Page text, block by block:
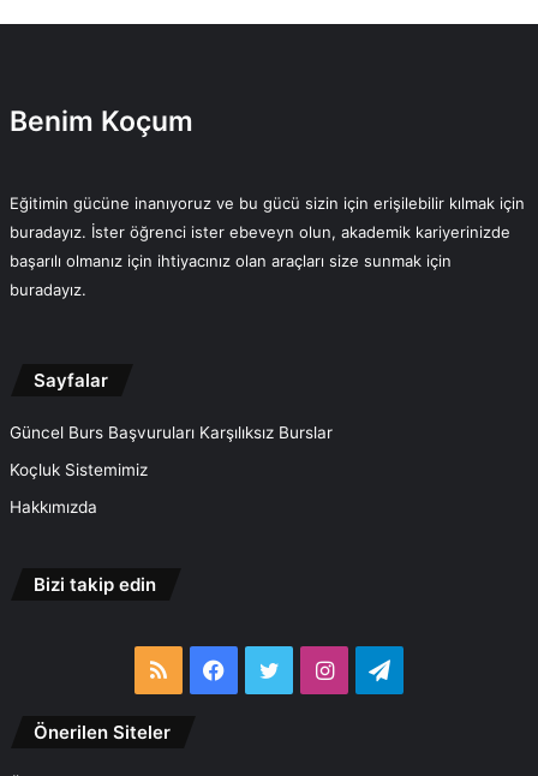
Benim Koçum
Eğitimin gücüne inanıyoruz ve bu gücü sizin için erişilebilir kılmak için
buradayız. İster öğrenci ister ebeveyn olun, akademik kariyerinizde
başarılı olmanız için ihtiyacınız olan araçları size sunmak için
buradayız.
Sayfalar
Güncel Burs Başvuruları Karşılıksız Burslar
Koçluk Sistemimiz
Hakkımızda
Bizi takip edin
RSS Facebook
TwitterInstagramTelegram
Önerilen Siteler